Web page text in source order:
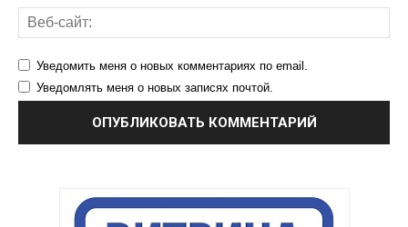
Уведомить меня о новых комментариях по email.
Уведомлять меня о новых записях почтой.